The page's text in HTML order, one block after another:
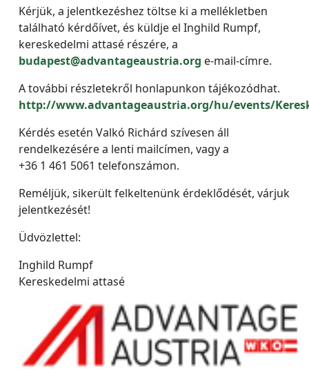
Kérjük, a jelentkezéshez töltse ki a mellékletben
található kérdőívet, és küldje el Inghild Rumpf,
kereskedelmi attasé részére, a
budapest@advantageaustria.org e-mail-címre.
A további részletekről honlapunkon tájékozódhat.
http://www.advantageaustria.org/hu/events/
Kérdés esetén Valkó Richárd szívesen áll
rendelkezésére a lenti mailcímen, vagy a
+36 1 461 5061 telefonszámon.
Reméljük, sikerült felkeltenünk érdeklődését, várjuk
jelentkezését!
Üdvözlettel:
Inghild Rumpf
Kereskedelmi attasé